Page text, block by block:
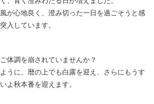
が心地良く、澄み切った一日を過ごそうと感
入しています。
体調を崩されていませんか？
うに、暦の上でも白露を迎え、さらにもうす
よ秋本番を迎えます。